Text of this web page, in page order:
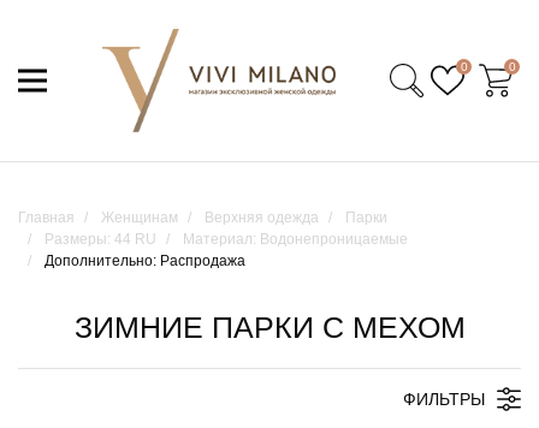
0 0
Главная Женщинам Верхняя одежда
Парки
Размеры: 44 RU
Материал: Водонепроницаемые
Дополнительно: Распродажа
ЗИМНИЕ ПАРКИ С МЕХОМ
ФИЛЬТРЫ